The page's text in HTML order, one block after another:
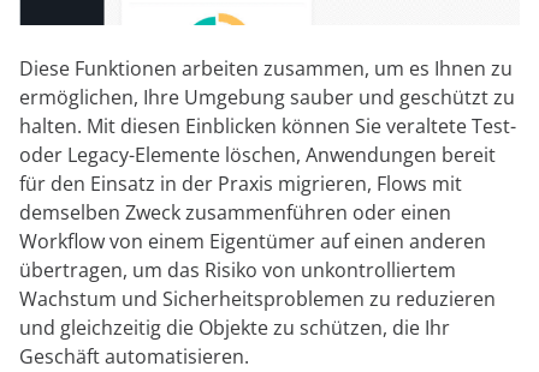
Diese Funktionen arbeiten zusammen, um es Ihnen zu
ermöglichen, Ihre Umgebung sauber und geschützt zu
halten. Mit diesen Einblicken können Sie veraltete Test-
oder Legacy-Elemente löschen, Anwendungen bereit
für den Einsatz in der Praxis migrieren, Flows mit
demselben Zweck zusammenführen oder einen
Workflow von einem Eigentümer auf einen anderen
übertragen, um das Risiko von unkontrolliertem
Wachstum und Sicherheitsproblemen zu reduzieren
und gleichzeitig die Objekte zu schützen, die Ihr
Geschäft automatisieren.